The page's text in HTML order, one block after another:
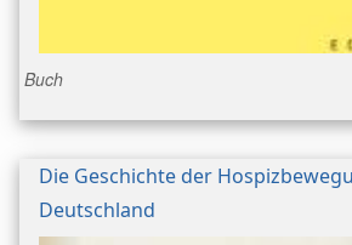
Buch
Die Geschichte der
Deutschland